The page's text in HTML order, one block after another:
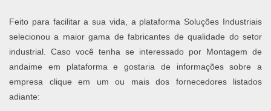
Feito para facilitar a sua vida, a plataforma Soluções Industriais
selecionou a maior gama de fabricantes de qualidade do setor
industrial. Caso você tenha se interessado por Montagem de
andaime em plataforma e gostaria de informações sobre a
empresa clique em um ou mais dos fornecedores listados
adiante: